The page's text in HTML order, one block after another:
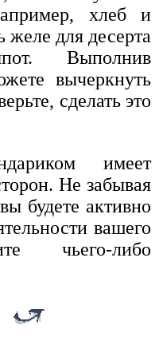
хлеб и
желе для десерта
Выполнив
вычеркнуть
сделать это
имеет
Не забывая
будете активно
вашего
чьего-либо